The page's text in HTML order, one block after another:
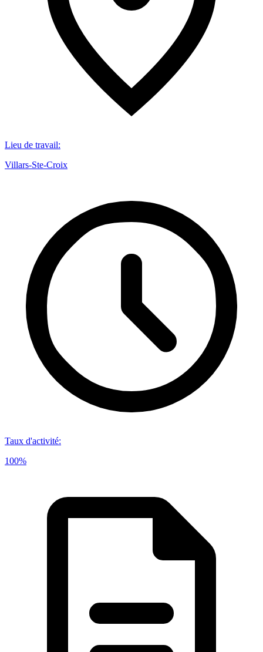
Lieu de travail:
Villars-Ste-Croix
Taux d'activité:
100%